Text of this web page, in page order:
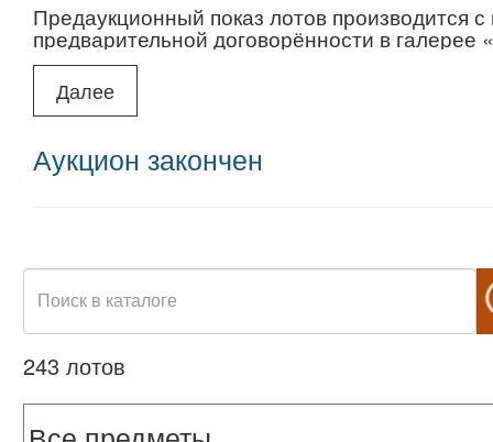
Предаукционный показ лотов производится
предварительной договорённости в
Спиридоновка, д. 9/2. Пожалуйста, заранее
подготовить работы, которые вас
+7(926)699-33-26.
Если вы не можете приехать посмотреть
фотографиям или запрашивать
Далее
Аукцион закончен
243 лотов